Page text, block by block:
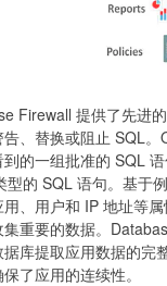
Firewall 提供了先进
告、替换或阻止 SQL
的一组批准的 SQL
型的 SQL 语句。基于
、用户和 IP 地址等
重要的数据。
库提取应用数据的完
了应用的连续性。